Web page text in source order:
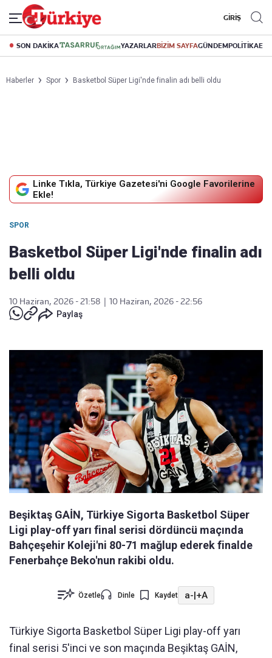
GİRİŞ
SON DAKİKA YAZARLARBİZİM SAYFAGÜNDEMPOLİTİKA
Haberler Spor Basketbol Süper Ligi'nde finalin adı belli oldu
Linke Tıkla, Türkiye Gazetesi'ni Google Favorilerine
Ekle!
SPOR
Basketbol Süper Ligi'nde finalin adı
belli oldu
10 Haziran, 2026 - 21:58
10 Haziran, 2026 - 22:56
Paylaş
Beşiktaş GAİN, Türkiye Sigorta Basketbol Süper
Ligi play-off yarı final serisi dördüncü maçında
Bahçeşehir Koleji'ni 80-71 mağlup ederek finalde
Fenerbahçe Beko'nun rakibi oldu.
Özetle Dinle Kaydet a-|+A
Türkiye Sigorta Basketbol Süper Ligi play-off yarı
final serisi 5'inci ve son maçında Beşiktaş GAİN,